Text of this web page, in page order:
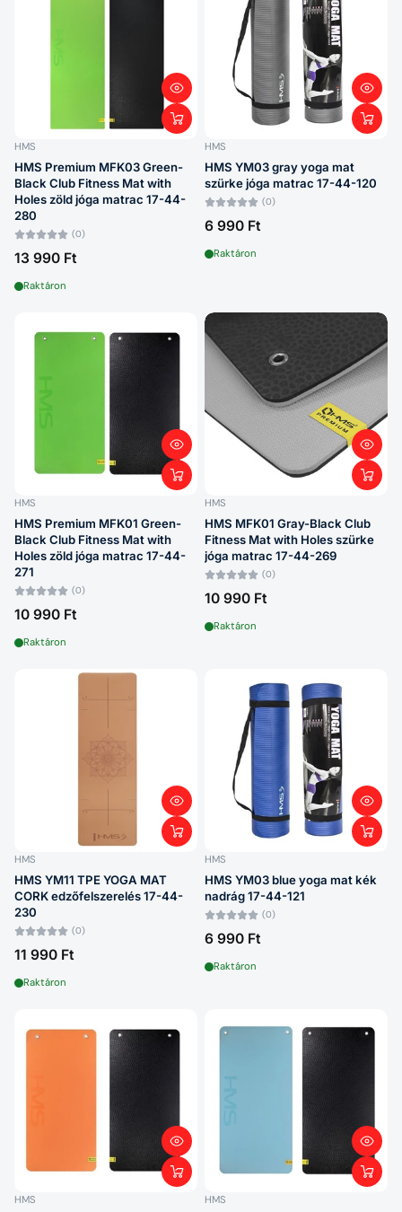
HMS
HMS Premium MFK03 Green-
Black Club Fitness Mat with
Holes zöld jóga matrac 17-44-
280
(0)
13 990 Ft
Raktáron
HMS
HMS YM03 gray yoga mat
szürke jóga matrac 17-44-120
(0)
6 990 Ft
Raktáron
HMS
HMS Premium MFK01 Green-
Black Club Fitness Mat with
Holes zöld jóga matrac 17-44-
271
(0)
10 990 Ft
Raktáron
HMS
HMS MFK01 Gray-Black Club
Fitness Mat with Holes szürke
jóga matrac 17-44-269
(0)
10 990 Ft
Raktáron
HMS
HMS YM11 TPE YOGA MAT
CORK edzőfelszerelés 17-44-
230
(0)
11 990 Ft
Raktáron
HMS
HMS YM03 blue yoga mat kék
nadrág 17-44-121
(0)
6 990 Ft
Raktáron
HMS HMS